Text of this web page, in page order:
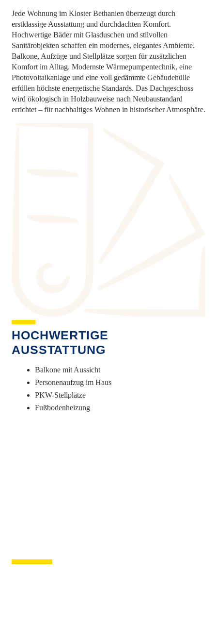
Jede Wohnung im Kloster Bethanien überzeugt durch
erstklassige Ausstattung und durchdachten Komfort.
Hochwertige Bäder mit Glasduschen und stilvollen
Sanitärobjekten schaffen ein modernes, elegantes Ambiente.
Balkone, Aufzüge und Stellplätze sorgen für zusätzlichen
Komfort im Alltag. Modernste Wärmepumpentechnik, eine
Photovoltaikanlage und eine voll gedämmte Gebäudehülle
erfüllen höchste energetische Standards. Das Dachgeschoss
wird ökologisch in Holzbauweise nach Neubaustandard
errichtet – für nachhaltiges Wohnen in historischer Atmosphäre.
HOCHWERTIGE
AUSSTATTUNG
Balkone mit Aussicht
Personenaufzug im Haus
PKW-Stellplätze
Fußbodenheizung